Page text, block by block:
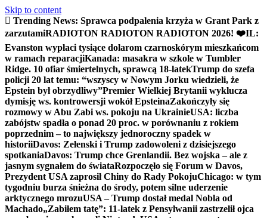
Skip to content
Trending News: Sprawca podpalenia krzyża w Grant Park z
zarzutamiRADIOTON RADIOTON RADIOTON 2026! ❤️IL:
Evanston wypłaci tysiące dolarom czarnoskórym mieszkańcom
w ramach reparacjiKanada: masakra w szkole w Tumbler
Ridge. 10 ofiar śmiertelnych, sprawcą 18-latekTrump do szefa
policji 20 lat temu: “wszyscy w Nowym Jorku wiedzieli, że
Epstein był obrzydliwy”Premier Wielkiej Brytanii wyklucza
dymisję ws. kontrowersji wokół EpsteinaZakończyły się
rozmowy w Abu Zabi ws. pokoju na UkrainieUSA: liczba
zabójstw spadła o ponad 20 proc. w porównaniu z rokiem
poprzednim – to największy jednoroczny spadek w
historiiDavos: Zełenski i Trump zadowoleni z dzisiejszego
spotkaniaDavos: Trump chce Grenlandii. Bez wojska – ale z
jasnym sygnałem do świataRozpoczęło się Forum w Davos,
Prezydent USA zaprosił Chiny do Rady PokojuChicago: w tym
tygodniu burza śnieżna do środy, potem silne uderzenie
arktycznego mrozuUSA – Trump dostał medal Nobla od
Machado„Zabiłem tatę”: 11-latek z Pensylwanii zastrzelił ojca